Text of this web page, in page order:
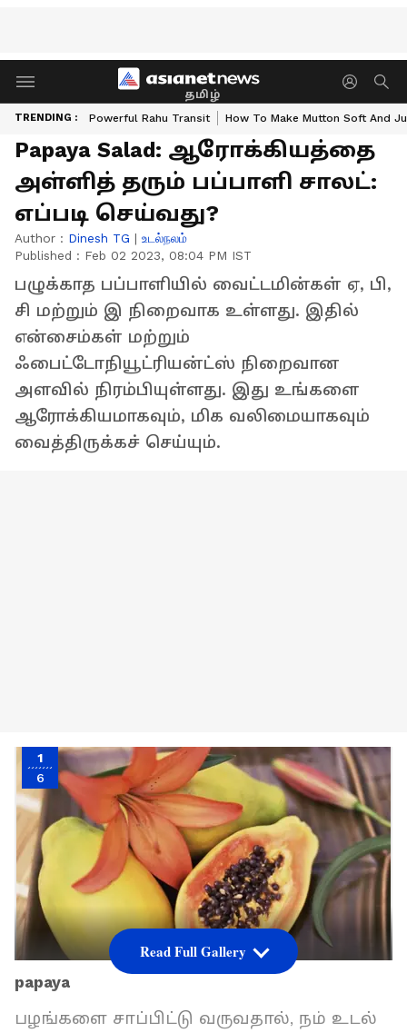
தமிழ்
TRENDING : Powerful Rahu Transit How To Make Mutton Soft And
Papaya Salad: ஆரோக்கியத்தை
அள்ளித் தரும் பப்பாளி சாலட்:
எப்படி செய்வது?
Author : Dinesh TG | உடல்நலம்
Published : Feb 02 2023, 08:04 PM IST
பழுக்காத பப்பாளியில் வைட்டமின்கள் ஏ, பி,
சி மற்றும் இ நிறைவாக உள்ளது. இதில்
என்சைம்கள் மற்றும்
ஃபைட்டோநியூட்ரியன்ட்ஸ் நிறைவான
அளவில் நிரம்பியுள்ளது. இது உங்களை
ஆரோக்கியமாகவும், மிக வலிமையாகவும்
வைத்திருக்கச் செய்யும்.
1
6
papaya
பழங்களை சாப்பிட்டு வருவதால், நம் உடல்
Read Full Gallery